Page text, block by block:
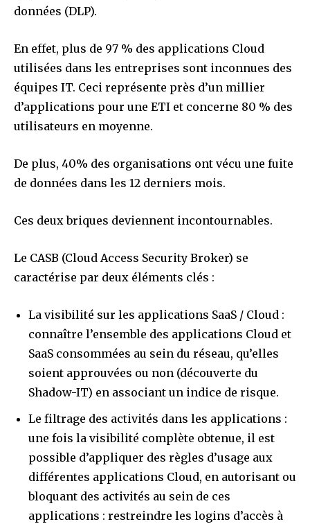
données (DLP).
En effet, plus de 97 % des applications Cloud
utilisées dans les entreprises sont inconnues des
équipes IT. Ceci représente près d’un millier
d’applications pour une ETI et concerne 80 % des
utilisateurs en moyenne.
De plus, 40% des organisations ont vécu une fuite
de données dans les 12 derniers mois.
Ces deux briques deviennent incontournables.
Le CASB (Cloud Access Security Broker) se
caractérise par deux éléments clés :
La visibilité sur les applications SaaS / Cloud :
connaître l’ensemble des applications Cloud et
SaaS consommées au sein du réseau, qu’elles
soient approuvées ou non (découverte du
Shadow-IT) en associant un indice de risque.
Le filtrage des activités dans les applications :
une fois la visibilité complète obtenue, il est
possible d’appliquer des règles d’usage aux
différentes applications Cloud, en autorisant ou
bloquant des activités au sein de ces
applications : restreindre les logins d’accès à